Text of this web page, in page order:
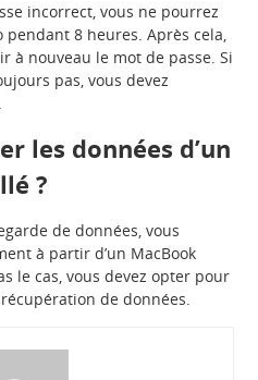
incorrect, vous ne pourrez
pendant 8 heures. Après cela,
à nouveau le mot de passe. Si
pas, vous devez
les données d’un
?
de données, vous
à partir d’un MacBook
le cas, vous devez opter pour
de données.